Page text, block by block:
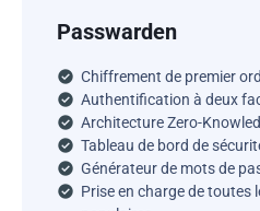
Passwarden
Chiffrement de premier
Authentification à deux
Architecture Zero-
Tableau de bord de
Générateur de mots de
Prise en charge de toutes